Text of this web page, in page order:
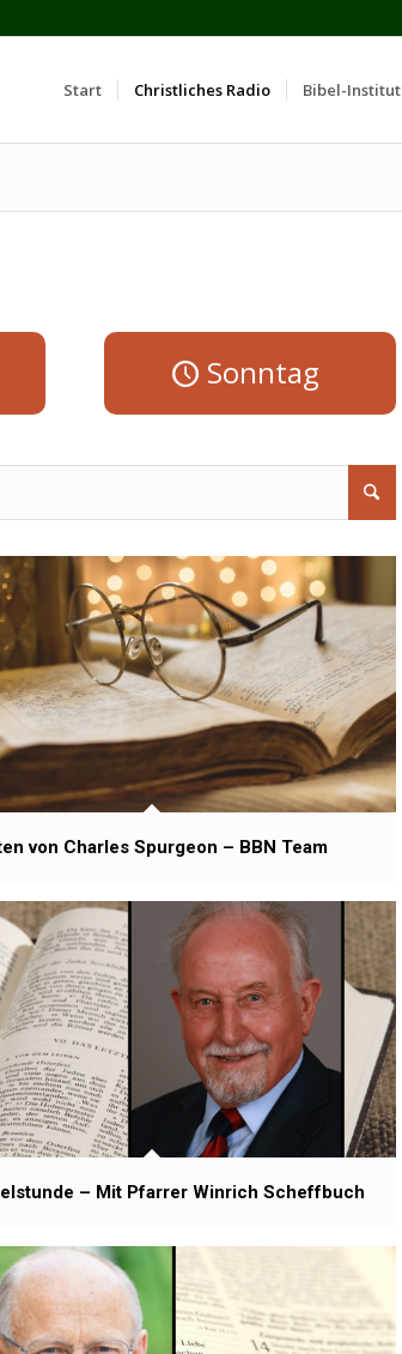
Start Сhristliches Radio Bibel-Institut
Sonntag
von Charles Spurgeon – BBN Team
– Mit Pfarrer Winrich Scheffbuch